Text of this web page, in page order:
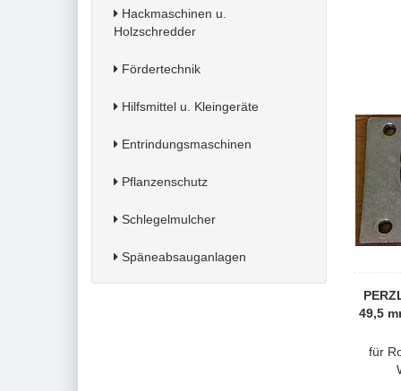
Hackmaschinen u.
Holzschredder
Fördertechnik
Hilfsmittel u. Kleingeräte
Entrindungsmaschinen
Pflanzenschutz
Schlegelmulcher
Späneabsauganlagen
49,5
für